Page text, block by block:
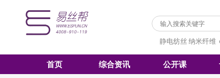
静电纺丝 纳米纤维
首页 综合资讯 公开课